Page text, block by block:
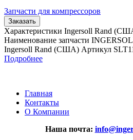
Запчасти для компрессоров
Заказать
Характеристики Ingersoll Rand
Наименование запчасти
Ingersoll Rand (США) Артикул
Подробнее
Главная
Контакты
О Компании
Наша почта: